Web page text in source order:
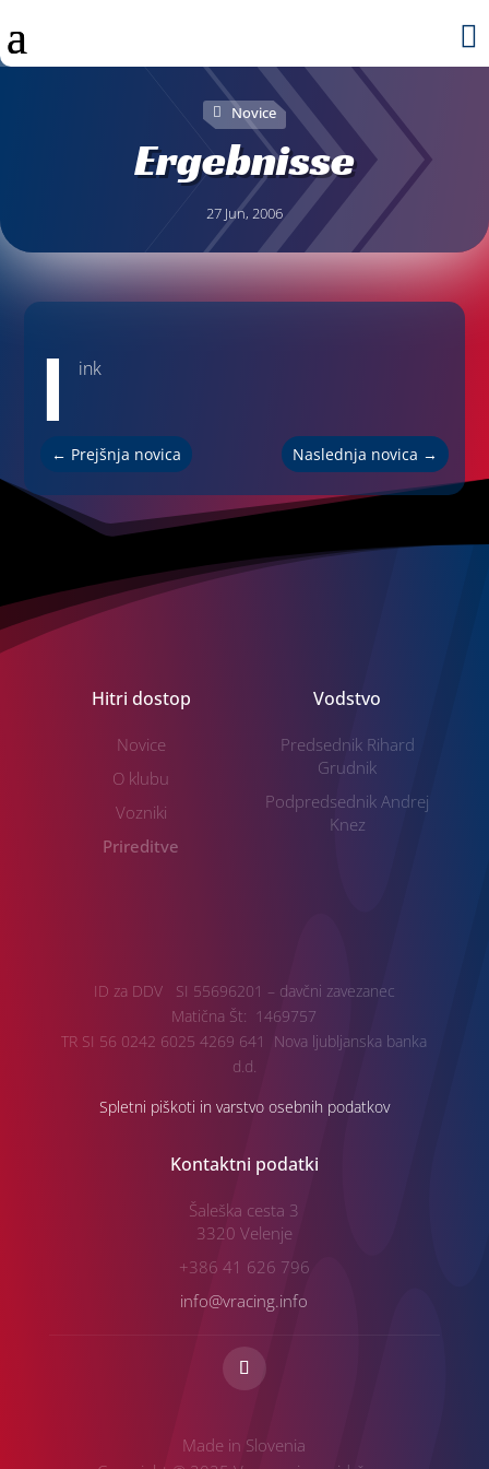

Novice
Ergebnisse
27 Jun, 2006
l ink
← Prejšnja novica Naslednja novica →
Hitri dostop
Novice
O klubu
Vozniki
Prireditve
Vodstvo
Predsednik Rihard
Grudnik
Podpredsednik Andrej
Knez
ID za DDV SI 55696201 – davčni zavezanec
Matična Št: 1469757
TR SI 56 0242 6025 4269 641 Nova ljubljanska banka
d.d.
Spletni piškoti in varstvo osebnih podatkov
Kontaktni podatki
Šaleška cesta 3
3320 Velenje
+386 41 626 796
info@vracing.info
Made in Slovenia